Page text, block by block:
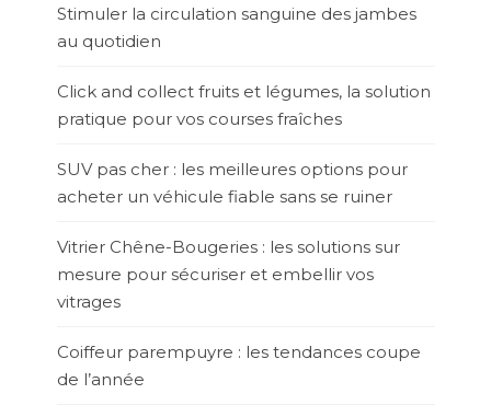
Stimuler la circulation sanguine des jambes
au quotidien
Click and collect fruits et légumes, la solution
pratique pour vos courses fraîches
SUV pas cher : les meilleures options pour
acheter un véhicule fiable sans se ruiner
Vitrier Chêne-Bougeries : les solutions sur
mesure pour sécuriser et embellir vos
vitrages
Coiffeur parempuyre : les tendances coupe
de l’année